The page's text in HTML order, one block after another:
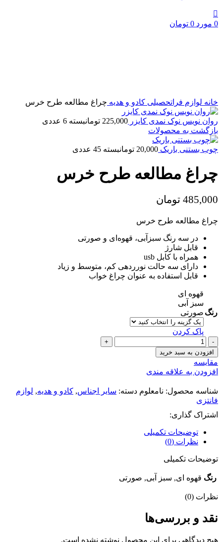
0 مورد 0 تومان
خانه لوازم فراتحصیلی کادو و هدیه چراغ مطالعه طرح خرس
روان نویس نوک نمدی کایزر 225,000 تومانبسته 6 عددی
بازگشت به محصولات
چوب بستنی باریک 20,000 تومانبسته 45 عددی
چراغ مطالعه طرح خرس
485,000 تومان
چراغ مطالعه طرح خرس
در سه رنگ سبزآبی، قهوه‌ای و صورتی
قابل شارژ
همراه با کابل usb
دارای سه حالت نورردهی کم، متوسط و زیاد
قابل استفاده به عنوان چراغ خواب
رنگ
قهوه ای
سبز آبی
صورتی
پاک کردن
چراغ
مطالعه
طرح
خرس
عدد
افزودن به سبد خرید
مقايسه
افزودن به علاقه مندی
شناسه محصول: نامعلوم دسته: سایر اجناس, کادو و هدیه, لوازم
فانتزی
اشتراک گذاری:
توضیحات تکمیلی
نظرات (0)
توضیحات تکمیلی
رنگ قهوه ای, سبز آبی, صورتی
نظرات (0)
نقد و بررسی‌ها
هیچ دیدگاهی برای این محصول نوشته نشده است.